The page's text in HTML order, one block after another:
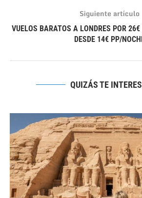
Siguiente artículo
VUELOS BARATOS A LONDRES POR
DESDE 14€ PP/
QUIZÁS TE